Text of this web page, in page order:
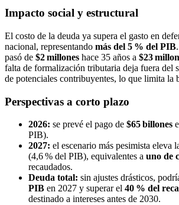
Impacto social y estructural
El costo de la deuda ya supera el gasto en
nacional, representando más del 5 % del PIB
pasó de $2 millones hace 35 años a $23
falta de formalización tributaria deja fuera del
de potenciales contribuyentes, lo que limita la
Perspectivas a corto plazo
2026: se prevé el pago de $65 billones
PIB).
2027: el escenario más pesimista eleva
(4,6 % del PIB), equivalentes a uno de
recaudados.
Deuda total: sin ajustes drásticos,
PIB en 2027 y superar el 40 % del
destinado a intereses antes de 2030.